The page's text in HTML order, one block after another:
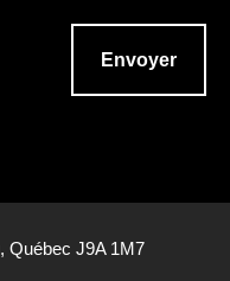
Québec J9A 1M7